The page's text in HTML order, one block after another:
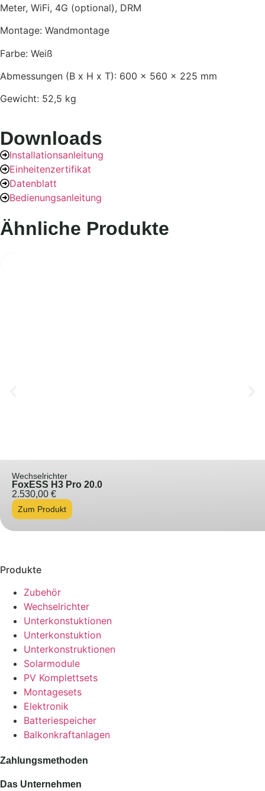
Meter, WiFi, 4G (optional), DRM
Montage: Wandmontage
Farbe: Weiß
Abmessungen (B x H x T): 600 × 560 × 225 mm
Gewicht: 52,5 kg
Downloads
Installationsanleitung
Einheitenzertifikat
Datenblatt
Bedienungsanleitung
Ähnliche Produkte
Wechselrichter
FoxESS H3 Pro 20.0
2.530,00 €
Zum Produkt
Produkte
Zubehör
Wechselrichter
Unterkonstuktionen
Unterkonstuktion
Unterkonstruktionen
Solarmodule
PV Komplettsets
Montagesets
Elektronik
Batteriespeicher
Balkonkraftanlagen
Zahlungsmethoden
Das Unternehmen